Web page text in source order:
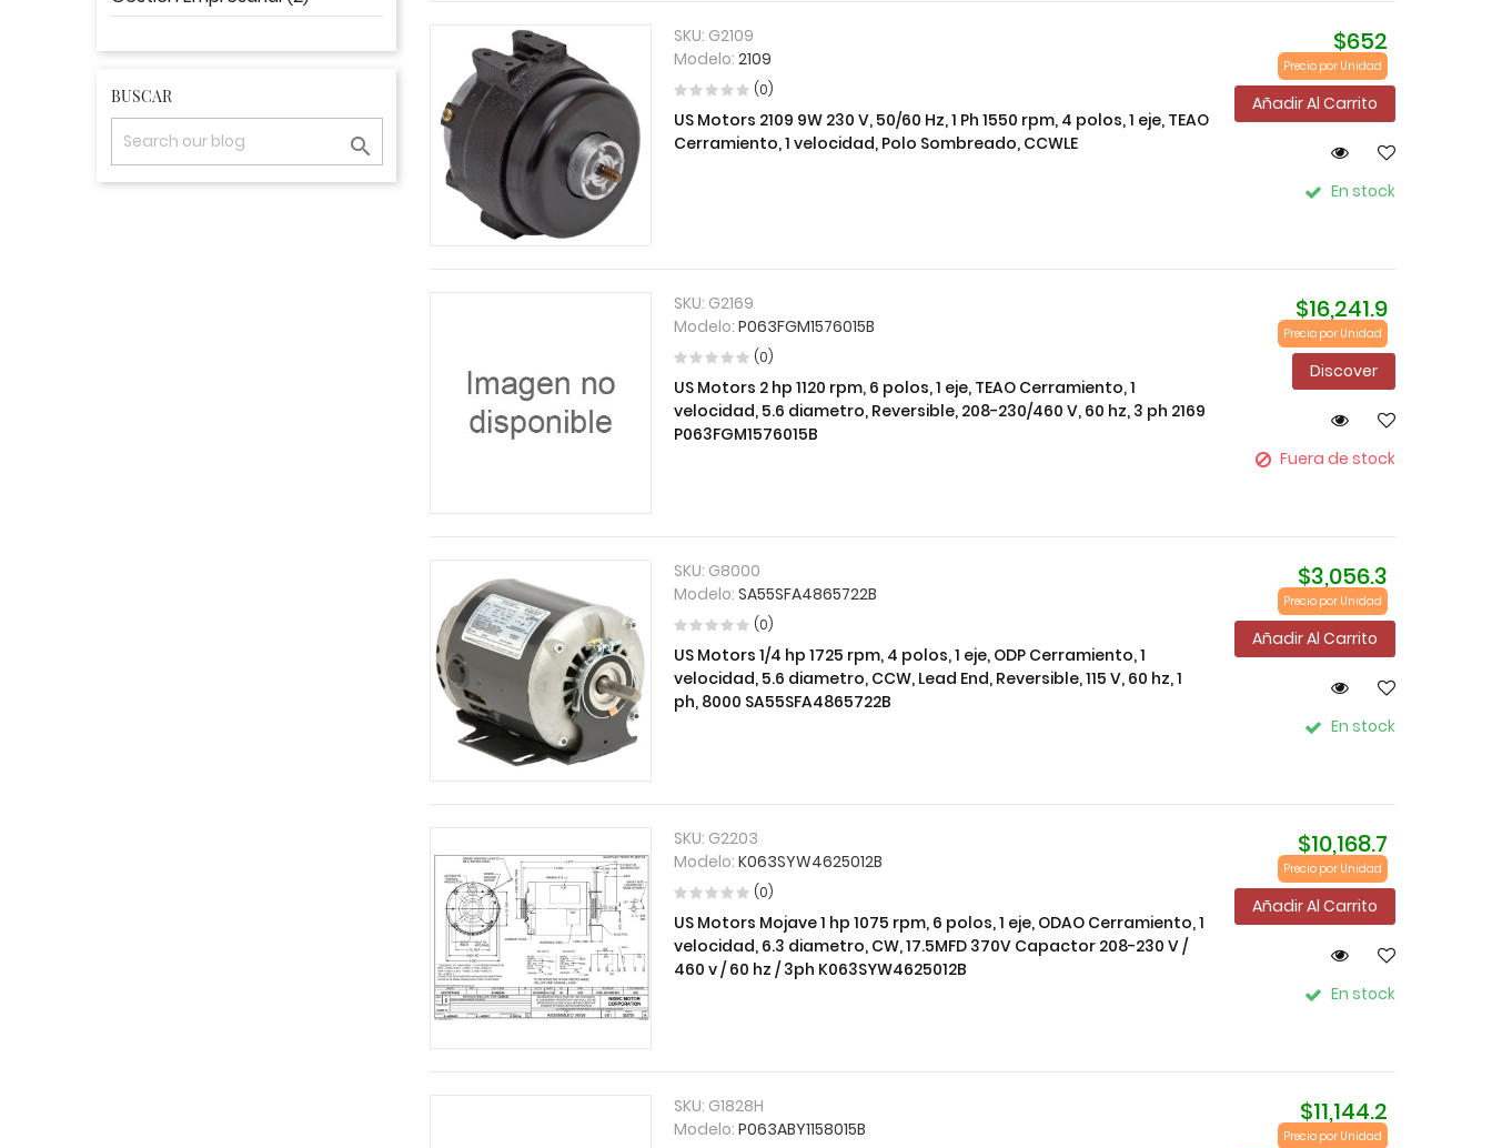
SKU: G2109
Modelo:2109
(0)
US Motors 2109 9W 230 V, 50/60 Hz, 1 Ph 1550 rpm, 4 polos, 1 eje, TEAO
Cerramiento, 1 velocidad, Polo Sombreado, CCWLE
$652
Precio por Unidad
Añadir Al Carrito
En stock
SKU: G2169
Modelo:P063FGM1576015B
(0)
US Motors 2 hp 1120 rpm, 6 polos, 1 eje, TEAO Cerramiento, 1
velocidad, 5.6 diametro, Reversible, 208-230/460 V, 60 hz, 3 ph 2169
P063FGM1576015B
$16,241.9
Precio por Unidad
Discover
Fuera de stock
SKU: G8000
Modelo:SA55SFA4865722B
(0)
US Motors 1/4 hp 1725 rpm, 4 polos, 1 eje, ODP Cerramiento, 1
velocidad, 5.6 diametro, CCW, Lead End, Reversible, 115 V, 60 hz, 1
ph, 8000 SA55SFA4865722B
$3,056.3
Precio por Unidad
Añadir Al Carrito
En stock
SKU: G2203
Modelo:K063SYW4625012B
(0)
US Motors Mojave 1 hp 1075 rpm, 6 polos, 1 eje, ODAO Cerramiento, 1
velocidad, 6.3 diametro, CW, 17.5MFD 370V Capactor 208-230 V /
460 v / 60 hz / 3ph K063SYW4625012B
$10,168.7
Precio por Unidad
Añadir Al Carrito
En stock
SKU: G1828H
Modelo:P063ABY1158015B
$11,144.2
Precio por Unidad
BUSCAR
